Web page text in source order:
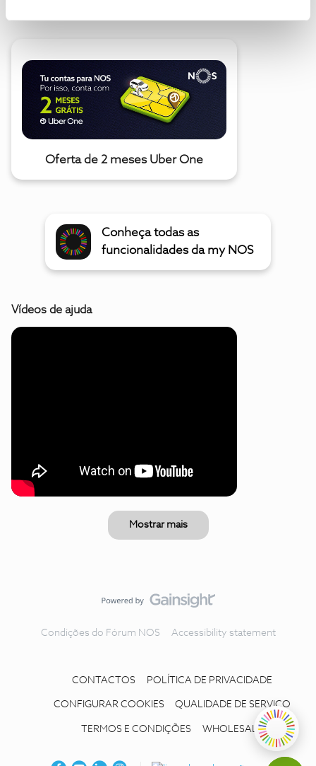
Oferta de 2 meses Uber One
Conheça todas as
funcionalidades da my NOS
Vídeos de ajuda
Mostrar mais
Condições do Fórum NOS Accessibility statement
CONTACTOS POLÍTICA DE PRIVACIDADE
CONFIGURAR COOKIES QUALIDADE DE SERVIÇO
TERMOS E CONDIÇÕES WHOLESALE